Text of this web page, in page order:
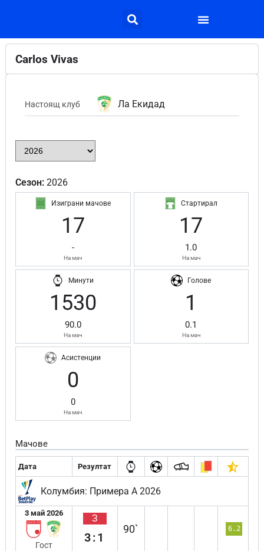
Carlos Vivas
Настоящ клуб Ла Екидад
Сезон: 2026
Изиграни мачове
17
-
На мач
Стартирал
17
1.0
На мач
Минути
1530
90.0
На мач
Голове
1
0.1
На мач
Асистенции
0
0
На мач
Мачове
Дата Резултат
Колумбия: Примера А 2026
3 май 2026
Гост
З
3:1
90` 6.2